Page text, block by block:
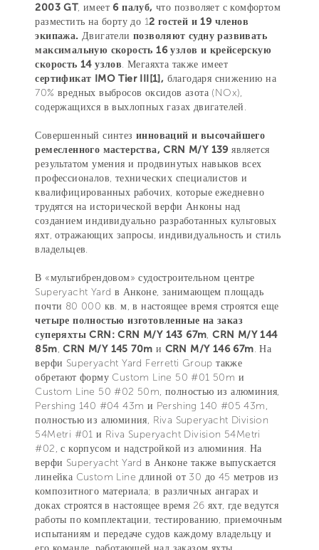
2003 GT, имеет6 палуб, что позволяет с комфортом
разместить на борту до 12 гостей и 19 членов
экипажа. Двигатели позволяют судну развивать
максимальную скорость 16 узлов и крейсерскую
скорость 14 узлов. Мегаяхта также имеет
сертификат IMO Tier III[1], благодаря снижению на
70% вредных выбросов оксидов азота (NOx),
содержащихся в выхлопных газах двигателей.
Совершенный синтез инноваций и высочайшего
ремесленного мастерства, CRN M/Y 139 является
результатом умения и продвинутых навыков всех
профессионалов, технических специалистов и
квалифицированных рабочих, которые ежедневно
трудятся на исторической верфи Анконы над
созданием индивидуально разработанных культовых
яхт, отражающих запросы, индивидуальность и стиль
владельцев.
В «мультибрендовом» судостроительном центре
Superyacht Yard в Анконе, занимающем площадь
почти 80 000 кв. м, в настоящее время строятся еще
четыре полностью изготовленные на заказ
суперяхты CRN: CRN M/Y 143 67m,CRN M/Y 144
85m,CRN M/Y 145 70m и CRN M/Y 146 67m. На
верфи Superyacht Yard Ferretti Group также
обретают форму Custom Line 50 #01 50m и
Custom Line 50 #02 50m, полностью из алюминия,
Pershing 140 #04 43m и Pershing 140 #05 43m,
полностью из алюминия, Riva Superyacht Division
54Metri #01 и Riva Superyacht Division 54Metri
#02, с корпусом и надстройкой из алюминия. На
верфи Superyacht Yard в Анконе также выпускается
линейка Custom Line длиной от 30 до 45 метров из
композитного материала; в различных ангарах и
доках строятся в настоящее время 26 яхт, где ведутся
работы по комплектации, тестированию, приемочным
испытаниям и передаче судов каждому владельцу и